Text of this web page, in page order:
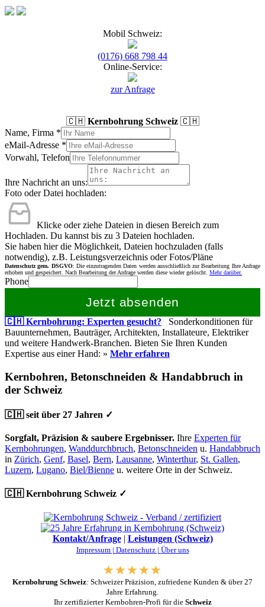
Mobil Schweiz:
(0176) 668 798 44
Online-Service:
zur Anfrage
🇨🇭 Kernbohrung Schweiz🇨🇭
Name, Firma *
eMail-Adresse *
Vorwahl, Telefon
Ihre Nachricht an uns:
Foto oder Datei hochladen:
Klicke oder ziehe Dateien in diesen Bereich zum
Hochladen. Du kannst bis zu 3 Dateien hochladen.
Sie haben hier die Möglichkeit, Dateien hochzuladen (falls
notwendig), z.B. Leistungsverzeichnis oder Fotos/Pläne
Datenschutz gem. DSGVO: Die einzutragenden Daten werden ausschließlich zur Bearbeitung Ihre Anfrage
erhoben und gespeichert. Nach Bearbeitung der Anfrage werden diese wieder gelöscht. Mehr darüber.
Phone
Jetzt absenden
🇨🇭 Kernbohrung: Experten gesucht? Sonderkonditionen für
Bauunternehmen, Bauträger, Architekten, Installateure, Elektriker
und weitere Handwerk-Branchen. Bieten Sie Ihren Kunden
Expertise aus einer Hand: » Mehr erfahren
Kernbohren, Betonschneiden & Handabbruch in
der Schweiz
🇨🇭 seit über 27 Jahren ✓
Sorgfalt, Präzision & saubere Ergebnisser. Ihre Experten für
Kernbohrungen, Wanddurchbruch, Betonschneiden u. Handabbruch
in Zürich, Genf, Basel, Bern, Lausanne, Winterthur, St. Gallen,
Luzern, Lugano, Biel/Bienne u. weitere Orte in der Schweiz.
🇨🇭 Kernbohrung Schweiz ✓
Kontakt/Anfrage| Leistungen (Schweiz)
Impressum | Datenschutz | Über uns
Kernbohrung Schweiz: Schweizer Präzision, zufriedene Kunden & über 27
Jahre Erfahrung.
Ihr zertifizierter Kernbohren-Profi für die Schweiz